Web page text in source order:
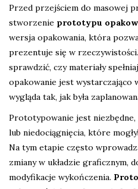
Przed przejściem do masowej
stworzenie prototypu
wersja opakowania, która
prezentuje się w
sprawdzić, czy materiały
opakowanie jest wystarczająco
wygląda tak, jak była
Prototypowanie jest niezbędne,
lub niedociągnięcia, które
Na tym etapie często
zmiany w układzie graficznym,
modyfikacje wykończenia.